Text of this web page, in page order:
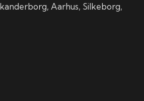
Aarhus, Silkeborg,